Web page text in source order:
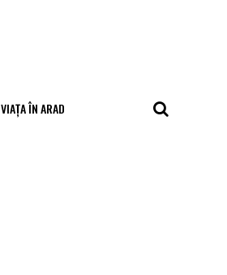
VIAȚA ÎN ARAD